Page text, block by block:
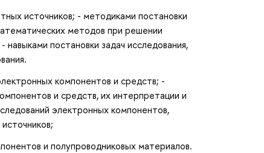
источников; - методиками постановки
методов при решении
постановки задач исследования,
компонентов и средств; -
и средств, их интерпретации и
электронных компонентов,
и полупроводниковых материалов.